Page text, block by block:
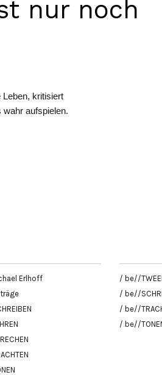
nur noch
kritisiert
aufspielen.
Erlhoff
/ be//
/ be//
/ be//
/ be//